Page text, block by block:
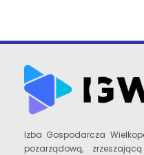
Izba Gospodarcza
pozarządową,